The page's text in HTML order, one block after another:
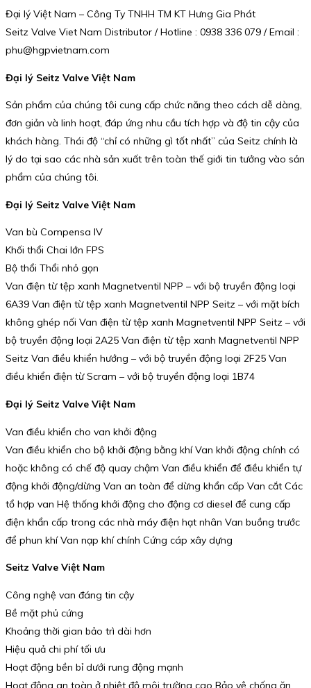
Đại lý Việt Nam – Công Ty TNHH TM KT Hưng Gia Phát
Seitz Valve Viet Nam Distributor / Hotline : 0938 336 079 / Email :
phu@hgpvietnam.com
Đại lý Seitz Valve Việt Nam
Sản phẩm của chúng tôi cung cấp chức năng theo cách dễ dàng,
đơn giản và linh hoạt, đáp ứng nhu cầu tích hợp và độ tin cậy của
khách hàng. Thái độ “chỉ có những gì tốt nhất” của Seitz chính là
lý do tại sao các nhà sản xuất trên toàn thế giới tin tưởng vào sản
phẩm của chúng tôi.
Đại lý Seitz Valve Việt Nam
Van bù Compensa IV
Khối thổi Chai lớn FPS
Bộ thổi Thổi nhỏ gọn
Van điện từ tệp xanh Magnetventil NPP – với bộ truyền động loại
6A39 Van điện từ tệp xanh Magnetventil NPP Seitz – với mặt bích
không ghép nối Van điện từ tệp xanh Magnetventil NPP Seitz – với
bộ truyền động loại 2A25 Van điện từ tệp xanh Magnetventil NPP
Seitz Van điều khiển hướng – với bộ truyền động loại 2F25 Van
điều khiển điện từ Scram – với bộ truyền động loại 1B74
Đại lý Seitz Valve Việt Nam
Van điều khiển cho van khởi động
Van điều khiển cho bộ khởi động bằng khí Van khởi động chính có
hoặc không có chế độ quay chậm Van điều khiển để điều khiển tự
động khởi động/dừng Van an toàn để dừng khẩn cấp Van cắt Các
tổ hợp van Hệ thống khởi động cho động cơ diesel để cung cấp
điện khẩn cấp trong các nhà máy điện hạt nhân Van buồng trước
để phun khí Van nạp khí chính Cứng cáp xây dựng
Seitz Valve Việt Nam
Công nghệ van đáng tin cậy
Bề mặt phủ cứng
Khoảng thời gian bảo trì dài hơn
Hiệu quả chi phí tối ưu
Hoạt động bền bỉ dưới rung động mạnh
Hoạt động an toàn ở nhiệt độ môi trường cao Bảo vệ chống ăn